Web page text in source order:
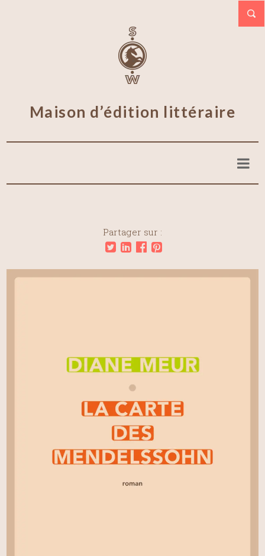
Maison d’édition littéraire
Partager sur :